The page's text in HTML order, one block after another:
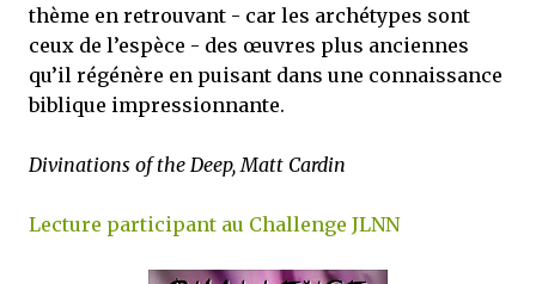
thème en retrouvant - car les archétypes sont
ceux de l’espèce - des œuvres plus anciennes
qu’il régénère en puisant dans une connaissance
biblique impressionnante.
Divinations of the Deep, Matt Cardin
Lecture participant au Challenge JLNN